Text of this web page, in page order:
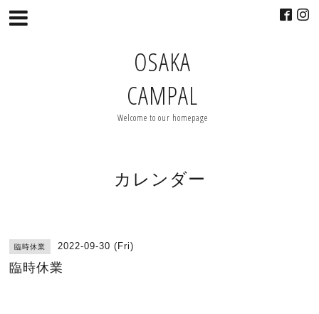
OSAKA
CAMPAL
Welcome to our homepage
カレンダー
臨時休業 2022-09-30 (Fri)
臨時休業